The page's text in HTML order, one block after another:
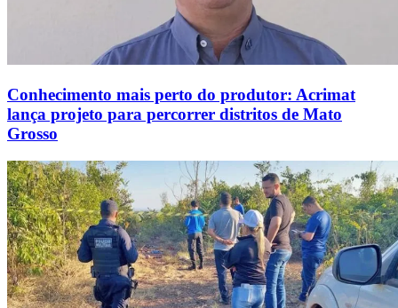
Conhecimento mais perto do produtor: Acrimat
lança projeto para percorrer distritos de Mato
Grosso